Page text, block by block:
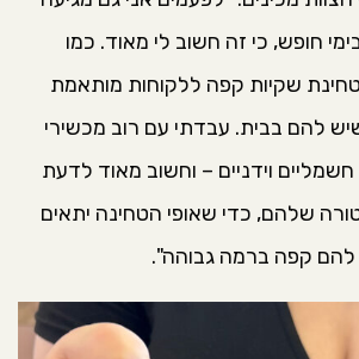
חופש, כי זה חשוב לי מאוד. כמו
שקיות קפה ללקוחות מותאמת
להם בבית. עבדתי עם רוב מכשירי
וידניים – וחשוב מאוד לדעת
שלהם, כדי שאופי הטחינה יתאים
להם קפה ברמה גבוהה".